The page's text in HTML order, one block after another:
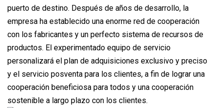
puerto de destino. Después de años de desarrollo, la
empresa ha establecido una enorme red de cooperación
con los fabricantes y un perfecto sistema de recursos de
productos. El experimentado equipo de servicio
personalizará el plan de adquisiciones exclusivo y preciso
y el servicio posventa para los clientes, a fin de lograr una
cooperación beneficiosa para todos y una cooperación
sostenible a largo plazo con los clientes.